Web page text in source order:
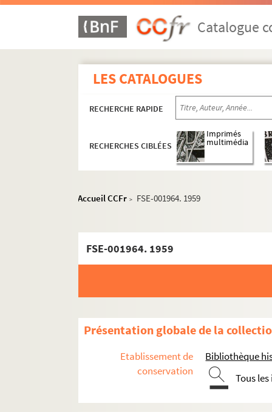
Catalogue
LES CATALOGUES
RECHERCHE RAPIDE
RECHERCHES CIBLÉES
Imprimés
multimédia
Accueil CCFr > FSE-001964. 1959
FSE-001964. 1959
Présentation globale de la
Etablissement de
conservation
Bibliothèque
Tous
A
B
D
F
Vie personnelle
Décès et obsèques
Anniversaires de sa mort
Vie militaire : appel du 18 juin 1940
Vie politique : son entourage
Réceptions, cérémonies et galas
Conférences de presse et discours